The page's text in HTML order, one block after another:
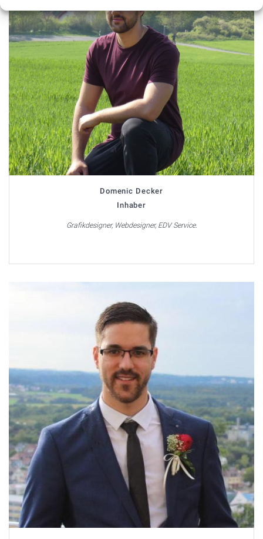
Domenic Decker
Inhaber
Grafikdesigner, Webdesigner, EDV Service.